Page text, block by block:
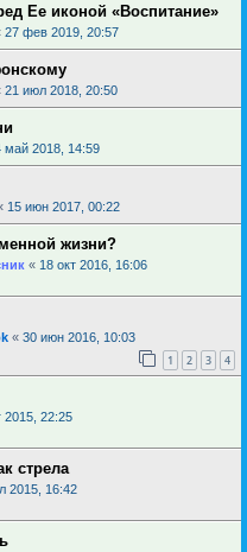
Ее иконой «Воспитание»
27 фев 2019, 20:57
21 июл 2018, 20:50
май 2018, 14:59
15 июн 2017, 00:22
жизни?
« 18 окт 2016, 16:06
« 30 июн 2016, 10:03
1 2 3 4
2015, 22:25
стрела
2015, 16:42